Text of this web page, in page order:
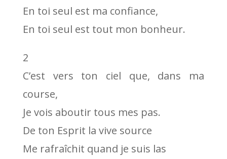
En toi seul est ma confiance,
En toi seul est tout mon bonheur.
2
C’est vers ton ciel que, dans ma
course,
Je vois aboutir tous mes pas.
De ton Esprit la vive source
Me rafraîchit quand je suis las